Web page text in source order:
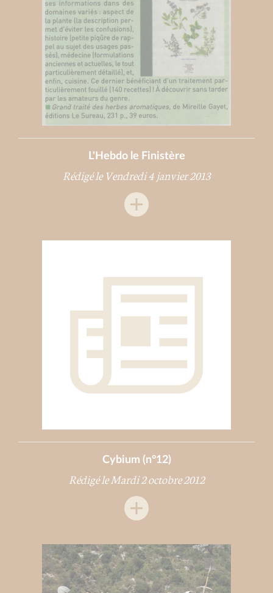
L'Hebdo le Finistère
Rédigé le Vendredi 4 janvier 2013
Cybium (n°12)
Rédigé le Mardi 2 octobre 2012